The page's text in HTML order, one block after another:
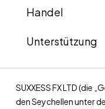
Handel
Unterstützung
SUXXESS FX LTD (die
den Seychellen unter